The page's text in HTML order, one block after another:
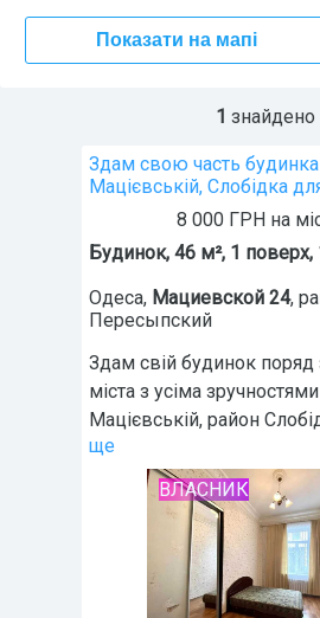
Показати на мапі
1 знайдено
Здам свою часть
Мацієвській, Слобідка
8 000 ГРН на
Будинок, 46 м², 1 поверх,
Одеса, Мациевской 24,
Пересыпский
Здам свій будинок
міста з усіма
Мацієвській, район
ще
ВЛАСНИК